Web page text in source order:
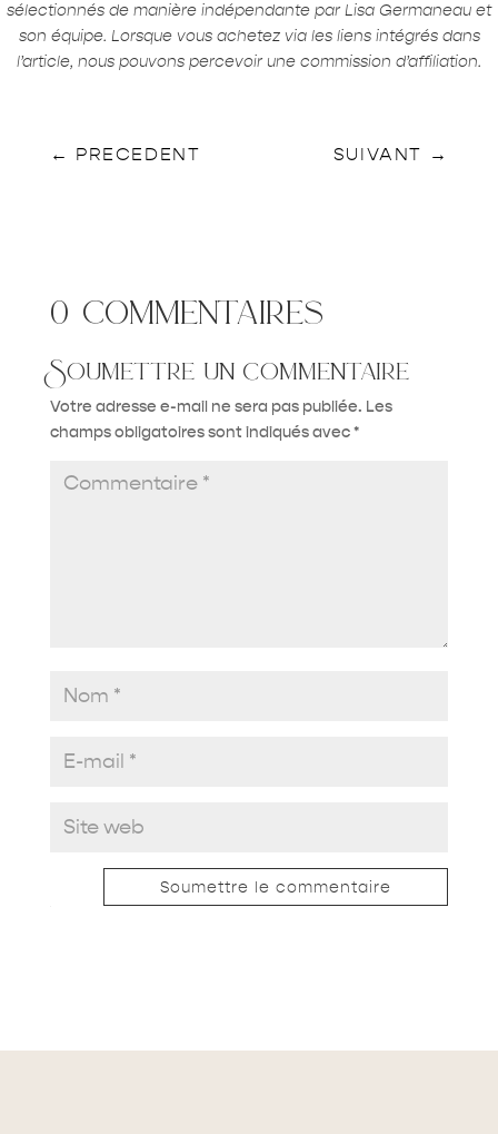
sélectionnés de manière indépendante par Lisa Germaneau et
son équipe. Lorsque vous achetez via les liens intégrés dans
l’article, nous pouvons percevoir une commission d’affiliation.
← PRECEDENT SUIVANT →
0 commentaires
Soumettre un commentaire
Votre adresse e-mail ne sera pas publiée. Les
champs obligatoires sont indiqués avec*
Soumettre le commentaire